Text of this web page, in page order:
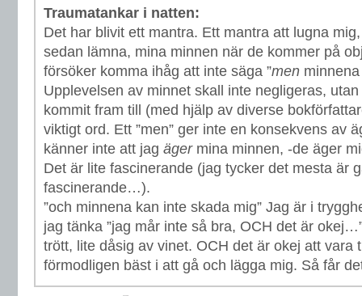
Traumatankar i natten:
Det har blivit ett mantra. Ett mantra att lugna
sedan lämna, mina minnen när de kommer på
försöker komma ihåg att inte säga ”men
Upplevelsen av minnet skall inte negligeras,
kommit fram till (med hjälp av diverse
viktigt ord. Ett ”men” ger inte en konsekvens av
känner inte att jag ägermina minnen, -de äger
Det är lite fascinerande (jag tycker det mesta är
fascinerande…).
”och minnena kan inte skada mig” Jag är i
jag tänka ”jag mår inte så bra, OCH det är
trött, lite dåsig av vinet. OCH det är okej att vara
förmodligen bäst i att gå och lägga mig. Så får